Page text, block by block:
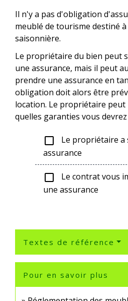
Il n'y a pas d'obligation
meublé de tourisme destiné
saisonnière.
Le propriétaire du bien peut
une assurance, mais il peut
prendre une assurance en
obligation doit alors être
location. Le propriétaire peut
quelles garanties vous
check_box_outline_blank
Le propriétaire a
assurance
check_box_outline_blank
Le contrat vous
une assurance
Textes de référence
Pour en savoir plus